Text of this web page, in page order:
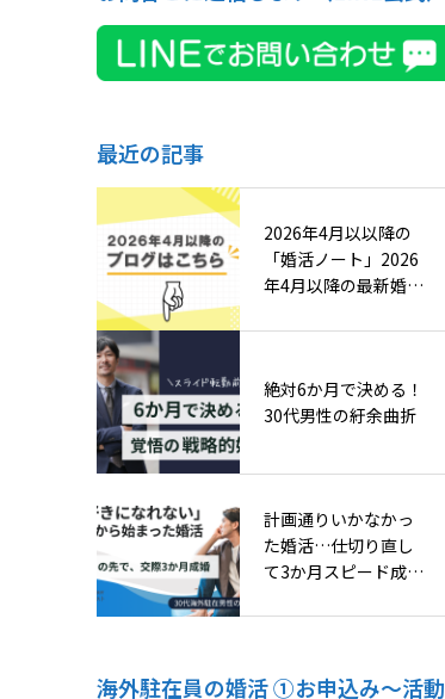
最近の記事
2026年4月以以降の
「婚活ノート」2026
年4月以降の最新婚活
絶対6か月で決める！
30代男性の紆余曲折
計画通りいかなかっ
た婚活…仕切り直し
て3か月スピード成
海外駐在員の婚活 ①お申込み〜活動